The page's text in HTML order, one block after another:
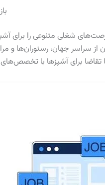
شغلی متنوعی را برای
سراسر جهان، رستوران‌ها و